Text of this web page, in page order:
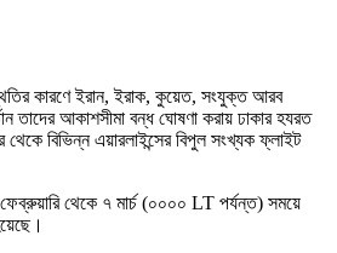
কারণে ইরান, ইরাক, কুয়েত, সংযুক্ত আরব
তাদের আকাশসীমা বন্ধ ঘোষণা করায় ঢাকার হযরত
থেকে বিভিন্ন এয়ারলাইন্সের বিপুল সংখ্যক ফ্লাইট
ফেব্রুয়ারি থেকে ৭ মার্চ (০০০০ LT পর্যন্ত) সময়ে